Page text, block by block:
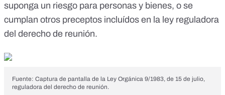
suponga un riesgo para personas y bienes, o se
cumplan otros preceptos incluídos en la ley reguladora
del derecho de reunión.
Fuente: Captura de pantalla de la Ley Orgánica 9/1983, de 15 de julio,
reguladora del derecho de reunión.